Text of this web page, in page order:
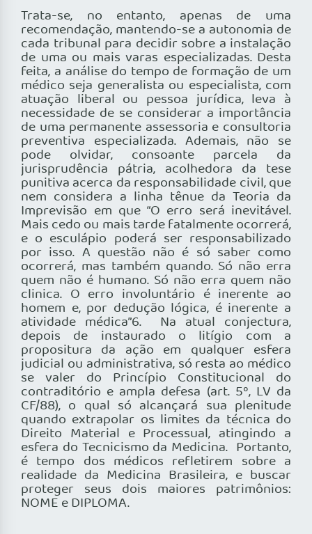
Trata-se, no entanto, apenas de uma
recomendação, mantendo-se a autonomia de
cada tribunal para decidir sobre a instalação
de uma ou mais varas especializadas. Desta
feita, a análise do tempo de formação de um
médico seja generalista ou especialista, com
atuação liberal ou pessoa jurídica, leva à
necessidade de se considerar a importância
de uma permanente assessoria e consultoria
preventiva especializada. Ademais, não se
pode olvidar, consoante parcela da
jurisprudência pátria, acolhedora da tese
punitiva acerca da responsabilidade civil, que
nem considera a linha tênue da Teoria da
Imprevisão em que “O erro será inevitável.
Mais cedo ou mais tarde fatalmente ocorrerá,
e o esculápio poderá ser responsabilizado
por isso. A questão não é só saber como
ocorrerá, mas também quando. Só não erra
quem não é humano. Só não erra quem não
clinica. O erro involuntário é inerente ao
homem e, por dedução lógica, é inerente a
atividade médica”6. Na atual conjectura,
depois de instaurado o litígio com a
propositura da ação em qualquer esfera
judicial ou administrativa, só resta ao médico
se valer do Princípio Constitucional do
contraditório e ampla defesa (art. 5º, LV da
CF/88), o qual só alcançará sua plenitude
quando extrapolar os limites da técnica do
Direito Material e Processual, atingindo a
esfera do Tecnicismo da Medicina. Portanto,
é tempo dos médicos refletirem sobre a
realidade da Medicina Brasileira, e buscar
proteger seus dois maiores patrimônios:
NOME e DIPLOMA.